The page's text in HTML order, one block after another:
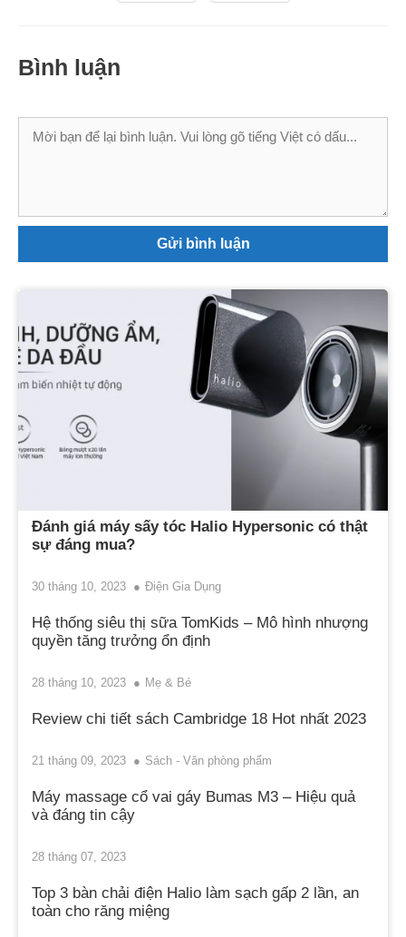
Bình luận
Bình
Đánh giá máy sấy tóc Halio Hypersonic có thật
sự đáng mua?
30 tháng 10, 2023 Điện Gia Dụng
Hệ thống siêu thị sữa TomKids – Mô hình nhượng
quyền tăng trưởng ổn định
28 tháng 10, 2023 Mẹ & Bé
Review chi tiết sách Cambridge 18 Hot nhất 2023
21 tháng 09, 2023 Sách - Văn phòng phẩm
Máy massage cổ vai gáy Bumas M3 – Hiệu quả
và đáng tin cậy
28 tháng 07, 2023
Top 3 bàn chải điện Halio làm sạch gấp 2 lần, an
toàn cho răng miệng